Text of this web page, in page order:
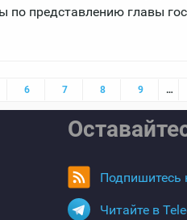
представлению главы
6 7 8 9 …
Подпишитесь
Читайте в